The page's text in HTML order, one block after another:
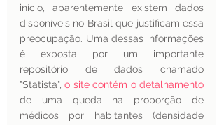
início, aparentemente existem dados
disponíveis no Brasil que justificam essa
preocupação. Uma dessas informações
é exposta por um importante
repositório de dados chamado
"Statista", o site contém o detalhamento
de uma queda na proporção de
médicos por habitantes (densidade